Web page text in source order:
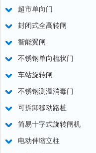
超市单向门
封闭式全高转闸
智能翼闸
不锈钢单向梳状门
车站旋转闸
不锈钢测温消毒门
可拆卸移动路桩
简易十字式旋转闸机
电动伸缩立柱